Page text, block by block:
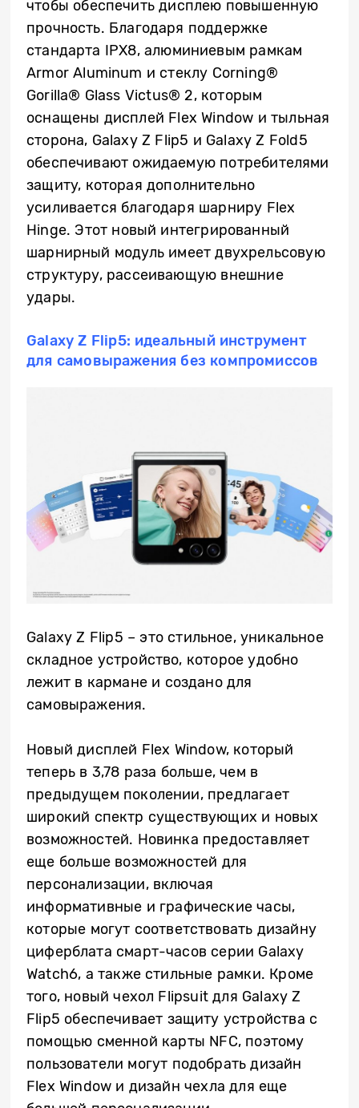
чтобы обеспечить дисплею повышенную
прочность. Благодаря поддержке
стандарта IPX8, алюминиевым рамкам
Armor Aluminum и стеклу Corning®
Gorilla® Glass Victus® 2, которым
оснащены дисплей Flex Window и тыльная
сторона, Galaxy Z Flip5 и Galaxy Z Fold5
обеспечивают ожидаемую потребителями
защиту, которая дополнительно
усиливается благодаря шарниру Flex
Hinge. Этот новый интегрированный
шарнирный модуль имеет двухрельсовую
структуру, рассеивающую внешние
удары.
Galaxy Z Flip5: идеальный инструмент
для самовыражения без компромиссов
Galaxy Z Flip5 – это стильное, уникальное
складное устройство, которое удобно
лежит в кармане и создано для
самовыражения.
Новый дисплей Flex Window, который
теперь в 3,78 раза больше, чем в
предыдущем поколении, предлагает
широкий спектр существующих и новых
возможностей. Новинка предоставляет
еще больше возможностей для
персонализации, включая
информативные и графические часы,
которые могут соответствовать дизайну
циферблата смарт-часов серии Galaxy
Watch6, а также стильные рамки. Кроме
того, новый чехол Flipsuit для Galaxy Z
Flip5 обеспечивает защиту устройства с
помощью сменной карты NFC, поэтому
пользователи могут подобрать дизайн
Flex Window и дизайн чехла для еще